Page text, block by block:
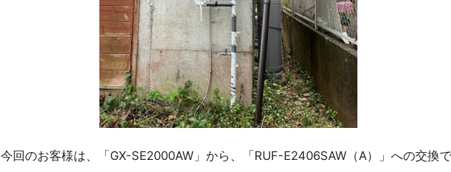
今回のお客様は、「GX-SE2000AW」から、「RUF-E2406SAW（A）」への交換で